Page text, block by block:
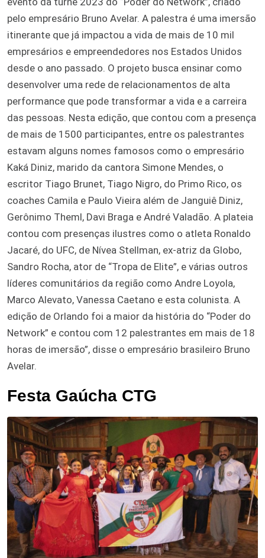
pelo empresário Bruno Avelar. A palestra é uma imersão
itinerante que já impactou a vida de mais de 10 mil
empresários e empreendedores nos Estados Unidos
desde o ano passado. O projeto busca ensinar como
desenvolver uma rede de relacionamentos de alta
performance que pode transformar a vida e a carreira
das pessoas. Nesta edição, que contou com a presença
de mais de 1500 participantes, entre os palestrantes
estavam alguns nomes famosos como o empresário
Kaká Diniz, marido da cantora Simone Mendes, o
escritor Tiago Brunet, Tiago Nigro, do Primo Rico, os
coaches Camila e Paulo Vieira além de Janguiê Diniz,
Gerônimo Theml, Davi Braga e André Valadão. A plateia
contou com presenças ilustres como o atleta Ronaldo
Jacaré, do UFC, de Nívea Stellman, ex-atriz da Globo,
Sandro Rocha, ator de “Tropa de Elite”, e várias outros
líderes comunitários da região como Andre Loyola,
Marco Alevato, Vanessa Caetano e esta colunista. A
edição de Orlando foi a maior da história do “Poder do
Network” e contou com 12 palestrantes em mais de 18
horas de imersão”, disse o empresário brasileiro Bruno
Avelar.
Festa Gaúcha CTG